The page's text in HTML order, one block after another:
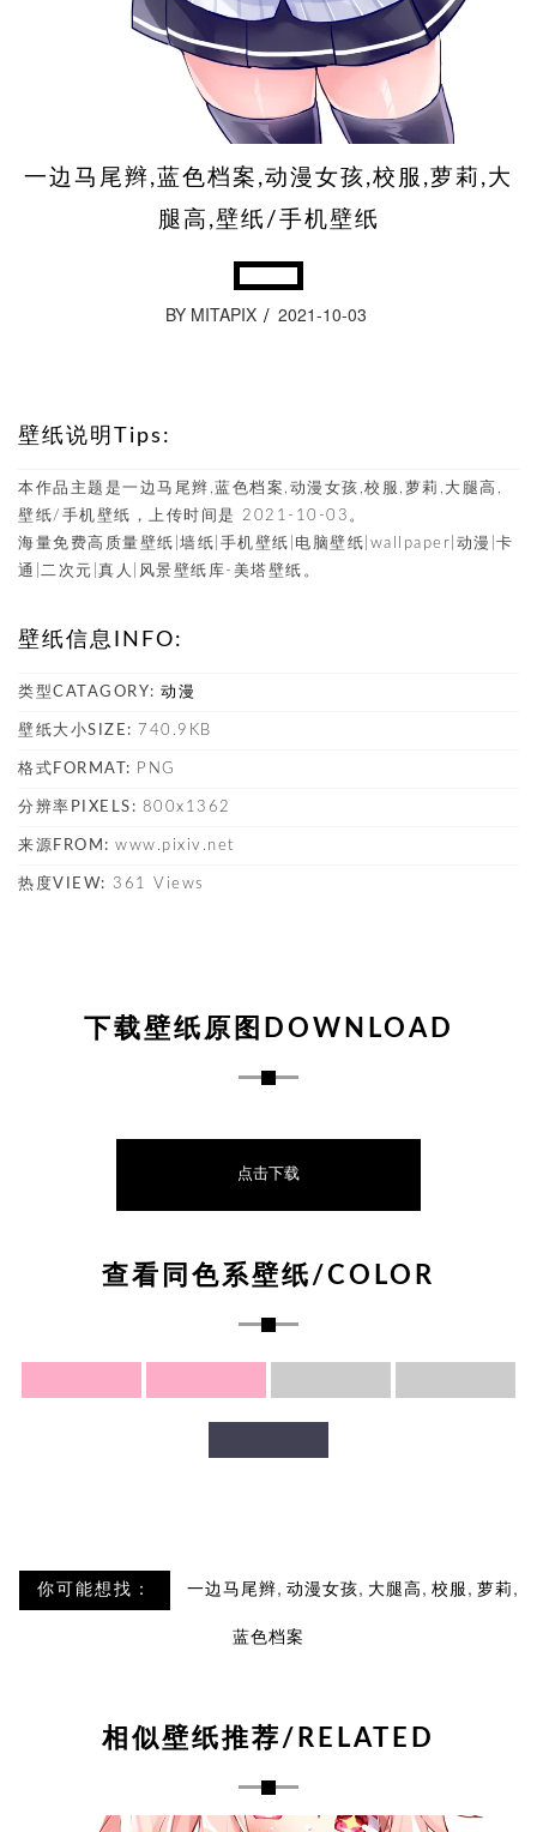
一边马尾辫,蓝色档案,动漫女孩,校服,萝莉,大
腿高,壁纸/手机壁纸
BY MITAPIX 2021-10-03
壁纸说明Tips:
本作品主题是一边马尾辫,蓝色档案,动漫女孩,校服,萝莉,大腿高,
壁纸/手机壁纸，上传时间是 2021-10-03。
海量免费高质量壁纸|墙纸|手机壁纸|电脑壁纸|wallpaper|动漫|卡
通|二次元|真人|风景壁纸库-美塔壁纸。
壁纸信息INFO:
类型CATAGORY: 动漫
壁纸大小SIZE: 740.9KB
格式FORMAT: PNG
分辨率PIXELS: 800x1362
来源FROM: www.pixiv.net
热度VIEW: 361 Views
下载壁纸原图DOWNLOAD
点击下载
查看同色系壁纸/COLOR
你可能想找： 一边马尾辫, 动漫女孩, 大腿高 , 校服 , 萝莉 ,
蓝色档案
相似壁纸推荐/RELATED